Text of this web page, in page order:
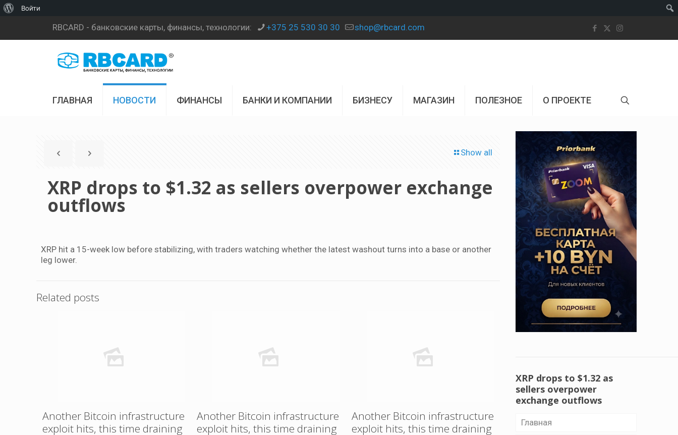
RBCARD - банковские карты, финансы, технологии: +375 25 530 30 30 shop@rbcard.com
ГЛАВНАЯ НОВОСТИ ФИНАНСЫ БАНКИ И КОМПАНИИ БИЗНЕСУ МАГАЗИН ПОЛЕЗНОЕ О ПРОЕКТЕ
Show all
XRP drops to $1.32 as sellers overpower exchange
outflows
XRP hit a 15-week low before stabilizing, with traders watching whether the latest washout turns into a base or another
leg lower.
Related posts
Another Bitcoin infrastructure
exploit hits, this time draining
Another Bitcoin infrastructure
exploit hits, this time draining
Another Bitcoin infrastructure
exploit hits, this time draining
XRP drops to $1.32 as
sellers overpower
exchange outflows
Главная
Войти